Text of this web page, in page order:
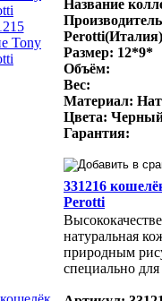
Название
Perotti(Италия)
Размер: 12*9*
Объём:
Вес:
Материал:
Цвета:
Гарантия:
331216
Perotti
натуральная
природным
специально